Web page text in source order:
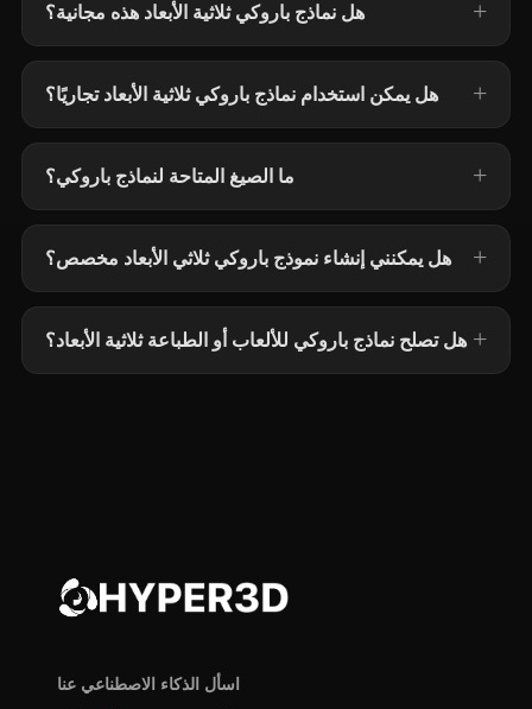
هل نماذج باروكي ثلاثية الأبعاد هذه مجانية؟
هل يمكن استخدام نماذج باروكي ثلاثية الأبعاد تجاريًا؟
ما الصيغ المتاحة لنماذج باروكي؟
هل يمكنني إنشاء نموذج باروكي ثلاثي الأبعاد مخصص؟
هل تصلح نماذج باروكي للألعاب أو الطباعة ثلاثية الأبعاد؟
اسأل الذكاء الاصطناعي عنا